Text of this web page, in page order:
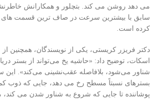
می دهد روشن می کند. بتچلور و همکارانش
سابق با بیشترین سرعت در صاف ترین قسمت های
کرده است.
دکتر فریزر کریستی، یکی از نویسندگان، همچنین
اسکات، توضیح داد: «حاشیه یخ می‌تواند از بستر
شناور می‌شود، بلافاصله عقب‌نشینی می‌کند».
بسترهای نسبتاً مسطح رخ می دهد، جایی که ذوب
پوشاننده تا جایی که شروع به شناور شدن می کند،